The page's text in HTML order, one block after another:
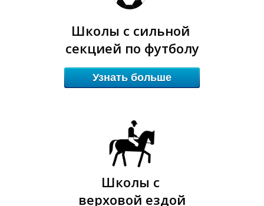
Д
Школы с сильной
секцией по футболу
Узнать больше
Школы с
верховой ездой
Д